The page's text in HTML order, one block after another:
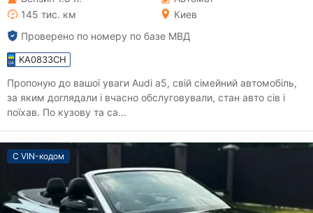
145 тис. км
Киев
Проверено по номеру по базе МВД
KA0833CH
Пропоную до вашої уваги Audi a5, свій сімейний автомобіль,
за яким доглядали і вчасно обслуговували, стан авто сів і
поїхав. По кузову та са...
С VIN-кодом